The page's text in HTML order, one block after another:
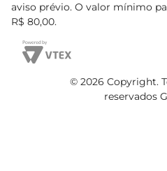
aviso prévio. O valor mínimo
R$ 80,00.
© 2026 Copyright.
reservados